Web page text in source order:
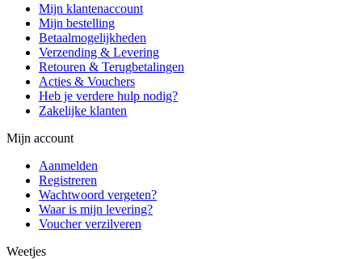
Mijn klantenaccount
Mijn bestelling
Betaalmogelijkheden
Verzending & Levering
Retouren & Terugbetalingen
Acties & Vouchers
Heb je verdere hulp nodig?
Zakelijke klanten
Mijn account
Aanmelden
Registreren
Wachtwoord vergeten?
Waar is mijn levering?
Voucher verzilveren
Weetjes